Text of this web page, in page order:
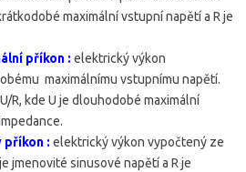
maximální vstupní napětí a R je
příkon : elektrický výkon
maximálnímu vstupnímu napětí.
R, kde U je dlouhodobé maximální
příkon : elektrický výkon vypočtený ze
jmenovité sinusové napětí a R je